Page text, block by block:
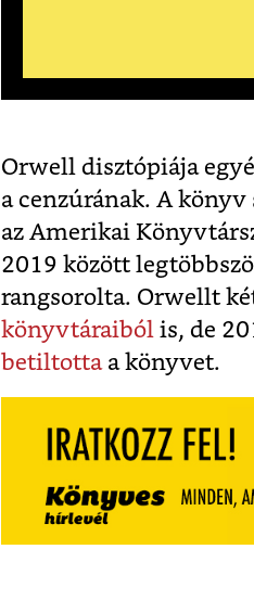
Orwell disztópiája
a cenzúrának. A könyv
az Amerikai
2019 között
rangsorolta. Orwellt
könyvtáraiból is, de
betiltottaa könyvet.